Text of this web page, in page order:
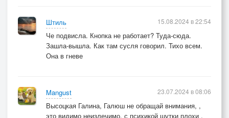
Штиль
Че подвисла. Кнопка не работает? Туда-сюда.
Зашла-вышла. Как там сусля говорил. Тихо всем.
Она в гневе
15.08.2024 в 22:54
Mangust
Высоцкая Галина, Галюш не обращай внимания, ,
это видимо неизлечимо, с психикой шутки плохи ,
23.07.2024 в 08:06